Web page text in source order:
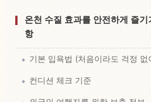
온천 수질 효과를 안전하게 즐
항
기본 입욕법 (처음이라도 걱정 없
컨디션 체크 기준